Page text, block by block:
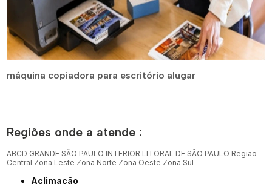
máquina copiadora para escritório alugar
Regiões onde a atende :
ABCD GRANDE SÃO PAULO INTERIOR LITORAL DE SÃO PAULO Região
Central Zona Leste Zona Norte Zona Oeste Zona Sul
Aclimação